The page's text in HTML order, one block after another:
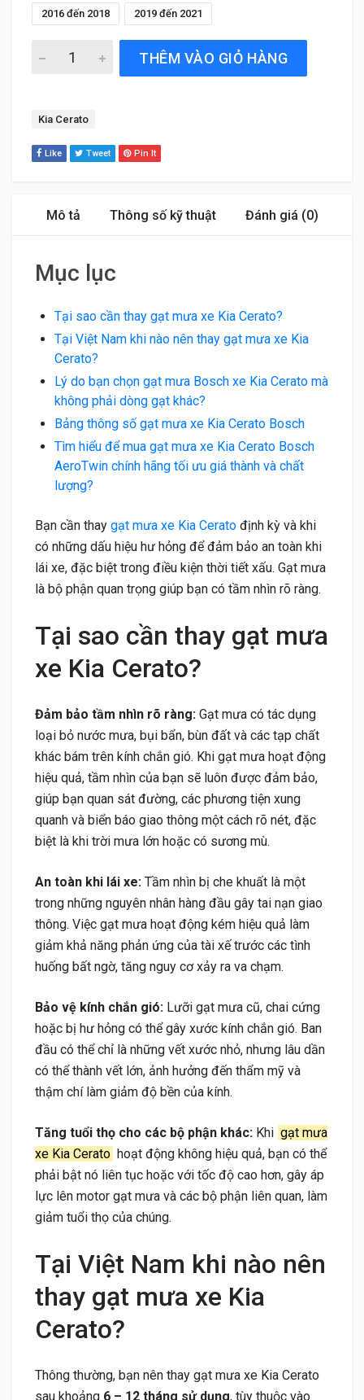
2016 đến 2018 2019 đến 2021
Gạt Mưa Xe Kia Cerato (2016 đến 2021) Bosch
THÊM VÀO GIỎ HÀNG
Tag:
Kia Cerato
Like Tweet Pin It
Mô tả Thông số kỹ thuật Đánh giá (0)
Mục lục
Tại sao cần thay gạt mưa xe Kia Cerato?
Tại Việt Nam khi nào nên thay gạt mưa xe Kia
Cerato?
Lý do bạn chọn gạt mưa Bosch xe Kia Cerato mà
không phải dòng gạt khác?
Bảng thông số gạt mưa xe Kia Cerato Bosch
Tìm hiểu để mua gạt mưa xe Kia Cerato Bosch
AeroTwin chính hãng tối ưu giá thành và chất
lượng?
Bạn cần thay gạt mưa xe Kia Cerato định kỳ và khi
có những dấu hiệu hư hỏng để đảm bảo an toàn khi
lái xe, đặc biệt trong điều kiện thời tiết xấu. Gạt mưa
là bộ phận quan trọng giúp bạn có tầm nhìn rõ ràng.
Tại sao cần thay gạt mưa
xe Kia Cerato?
Đảm bảo tầm nhìn rõ ràng: Gạt mưa có tác dụng
loại bỏ nước mưa, bụi bẩn, bùn đất và các tạp chất
khác bám trên kính chắn gió. Khi gạt mưa hoạt động
hiệu quả, tầm nhìn của bạn sẽ luôn được đảm bảo,
giúp bạn quan sát đường, các phương tiện xung
quanh và biển báo giao thông một cách rõ nét, đặc
biệt là khi trời mưa lớn hoặc có sương mù.
An toàn khi lái xe: Tầm nhìn bị che khuất là một
trong những nguyên nhân hàng đầu gây tai nạn giao
thông. Việc gạt mưa hoạt động kém hiệu quả làm
giảm khả năng phản ứng của tài xế trước các tình
huống bất ngờ, tăng nguy cơ xảy ra va chạm.
Bảo vệ kính chắn gió: Lưỡi gạt mưa cũ, chai cứng
hoặc bị hư hỏng có thể gây xước kính chắn gió. Ban
đầu có thể chỉ là những vết xước nhỏ, nhưng lâu dần
có thể thành vết lớn, ảnh hưởng đến thẩm mỹ và
thậm chí làm giảm độ bền của kính.
Tăng tuổi thọ cho các bộ phận khác: Khi gạt mưa
xe Kia Cerato hoạt động không hiệu quả, bạn có thể
phải bật nó liên tục hoặc với tốc độ cao hơn, gây áp
lực lên motor gạt mưa và các bộ phận liên quan, làm
giảm tuổi thọ của chúng.
Tại Việt Nam khi nào nên
thay gạt mưa xe Kia
Cerato?
Thông thường, bạn nên thay gạt mưa xe Kia Cerato
sau khoảng 6 – 12 tháng sử dụng, tùy thuộc vào